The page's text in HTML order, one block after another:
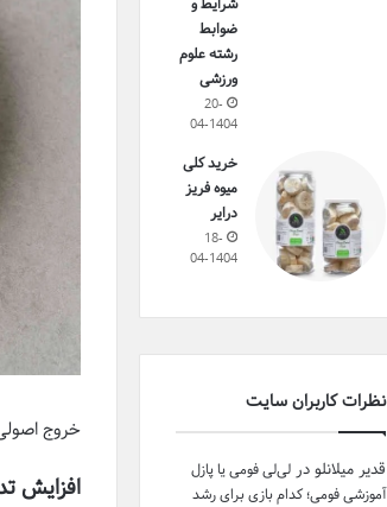
خروج
افزایش
ضوابط
رشته علوم
ورزشی
20-
04-1404
خرید کلی
میوه فریز
درایر
18-
04-1404
نظرات کاربران سایت
قدیر میلانلو درلی‌لی فومی یا پازل
آموزشی فومی؛ کدام بازی برای رشد